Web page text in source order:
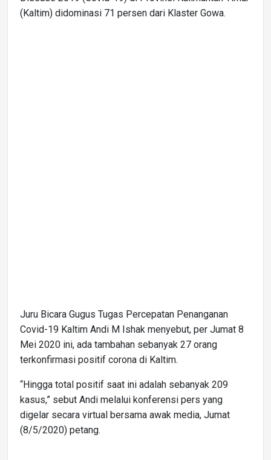
(Kaltim) didominasi 71 persen dari Klaster Gowa.
Juru Bicara Gugus Tugas Percepatan Penanganan
Covid-19 Kaltim Andi M Ishak menyebut, per Jumat 8
Mei 2020 ini, ada tambahan sebanyak 27 orang
terkonfirmasi positif corona di Kaltim.
“Hingga total positif saat ini adalah sebanyak 209
kasus,” sebut Andi melalui konferensi pers yang
digelar secara virtual bersama awak media, Jumat
(8/5/2020) petang.